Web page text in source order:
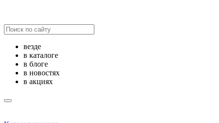
везде
в каталоге
в блоге
в новостях
в акциях